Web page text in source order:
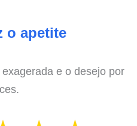
o apetite
e o desejo por